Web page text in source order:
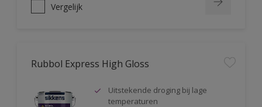
Vergelijk
Rubbol Express High Gloss
Uitstekende droging bij lage
temperaturen